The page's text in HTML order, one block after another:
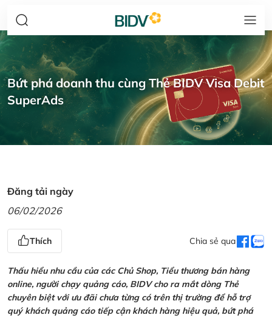
Bứt phá doanh thu cùng Thẻ BIDV Visa Debit
SuperAds
Đăng tải ngày
06/02/2026
Thích Chia sẻ qua
Thấu hiểu nhu cầu của các Chủ Shop, Tiểu thương bán hàng
online, người chạy quảng cáo, BIDV cho ra mắt dòng Thẻ
chuyên biệt với ưu đãi chưa từng có trên thị trường để hỗ trợ
quý khách quảng cáo tiếp cận khách hàng hiệu quả, bứt phá